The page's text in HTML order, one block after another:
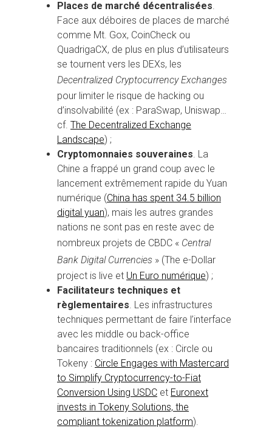
Places de marché décentralisées
Face aux déboires de places de marché
comme Mt. Gox, CoinCheck ou
QuadrigaCX, de plus en plus d’utilisateurs
se tournent vers les DEXs, les
Decentralized Cryptocurrency Exchanges
pour limiter le risque de hacking ou
d’insolvabilité (ex : ParaSwap, Uniswap…
cf. The Decentralized Exchange
Landscape) ;
Cryptomonnaies souveraines . La
Chine a frappé un grand coup avec le
lancement extrêmement rapide du Yuan
numérique (China has spent 34.5 billion
digital yuan), mais les autres grandes
nations ne sont pas en reste avec de
nombreux projets de CBDC « Central
Bank Digital Currencies » (The e-Dollar
project is live et Un Euro numérique) ;
Facilitateurs techniques et
règlementaires . Les infrastructures
techniques permettant de faire l’interface
avec les middle ou back-office
bancaires traditionnels (ex : Circle ou
Tokeny : Circle Engages with Mastercard
to Simplify Cryptocurrency-to-Fiat
Conversion Using USDC et Euronext
invests in Tokeny Solutions, the
compliant tokenization platform).